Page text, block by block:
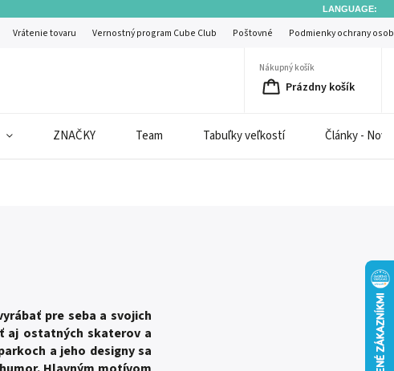
LANGUAGE:
Vrátenie tovaru Vernostný program Cube Club Poštovné Podmienky ochrany
Nákupný košík
Prázdny košík
ZNAČKY Team Tabuľky veľkostí Články -
pre seba a svojich
aj ostatných skaterov a
a jeho designy sa